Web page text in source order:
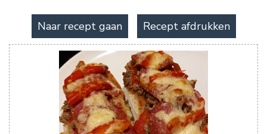
Naar recept gaan Recept afdrukken